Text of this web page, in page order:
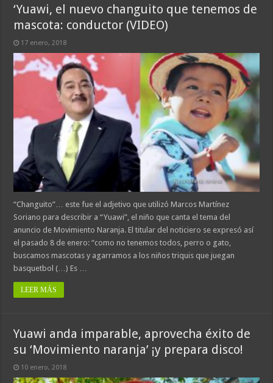
‘Yuawi, el nuevo changuito que tenemos de
mascota: conductor (VIDEO)
17 enero, 2018
“Changuito”… este fue el adjetivo que utilizó Marcos Martínez
Soriano para describir a “Yuawi”, el niño que canta el tema del
anuncio de Movimiento Naranja. El titular del noticiero se expresó así
el pasado 8 de enero: “como no tenemos todos, perro o gato,
buscamos mascotas y agarramos a los niños triquis que juegan
basquetbol (…) Es …
LEER MÁS
Yuawi anda imparable, aprovecha éxito de
su ‘Movimiento naranja’ ¡y prepara disco!
10 enero, 2018